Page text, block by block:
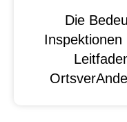
Die